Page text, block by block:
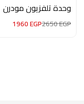
وحدة تلفزيون مودرن
APP010
2650EGP
1960EGP